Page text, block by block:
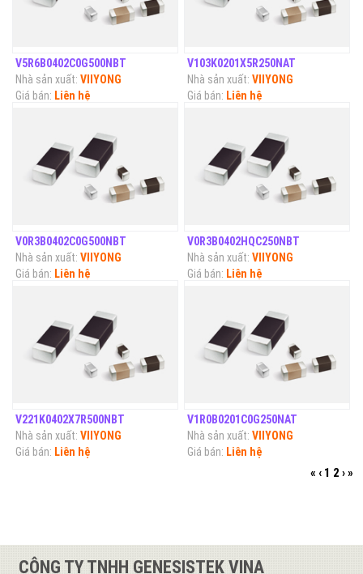
V5R6B0402C0G500NBT
Nhà sản xuất: VIIYONG
Giá bán: Liên hệ
V103K0201X5R250NAT
Nhà sản xuất: VIIYONG
Giá bán: Liên hệ
V0R3B0402C0G500NBT
Nhà sản xuất: VIIYONG
Giá bán: Liên hệ
V0R3B0402HQC250NBT
Nhà sản xuất: VIIYONG
Giá bán: Liên hệ
V221K0402X7R500NBT
Nhà sản xuất: VIIYONG
Giá bán: Liên hệ
V1R0B0201C0G250NAT
Nhà sản xuất: VIIYONG
Giá bán: Liên hệ
« ‹ 1 2 ›»
CÔNG TY TNHH GENESISTEK VINA